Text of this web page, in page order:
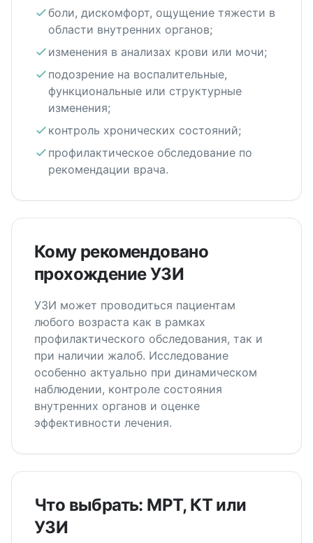
боли, дискомфорт, ощущение тяжести в
области внутренних органов;
изменения в анализах крови или мочи;
подозрение на воспалительные,
функциональные или структурные
изменения;
контроль хронических состояний;
профилактическое обследование по
рекомендации врача.
Кому рекомендовано
прохождение УЗИ
УЗИ может проводиться пациентам
любого возраста как в рамках
профилактического обследования, так и
при наличии жалоб. Исследование
особенно актуально при динамическом
наблюдении, контроле состояния
внутренних органов и оценке
эффективности лечения.
Что выбрать: МРТ, КТ или
УЗИ